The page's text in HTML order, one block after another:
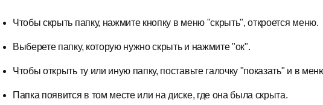
Чтобы скрыть папку, нажмите кнопку в меню "скрыть", откроется меню.
Выберете папку, которую нужно скрыть и нажмите "ок".
Чтобы открыть ту или иную папку, поставьте галочку "показать" и в
Папка появится в том месте или на диске, где она была скрыта.